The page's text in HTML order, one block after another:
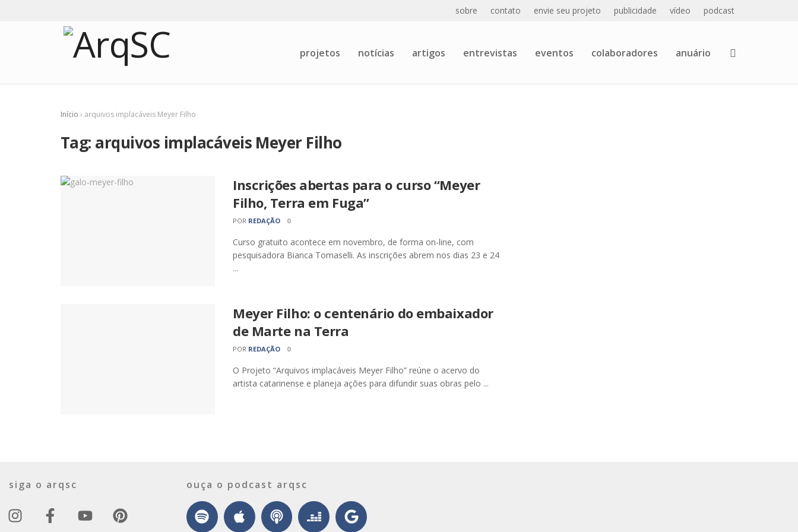
sobre contato envie seu projeto publicidade vídeo podcast
projetos notícias artigos entrevistas eventos colaboradores anuário
Início › arquivos implacáveis Meyer Filho
Tag: arquivos implacáveis Meyer Filho
Inscrições abertas para o curso “Meyer
Filho, Terra em Fuga”
POR REDAÇÃO 0
Curso gratuito acontece em novembro, de forma on-line, com
pesquisadora Bianca Tomaselli. As inscrições abrem nos dias 23 e 24
...
Meyer Filho: o centenário do embaixador
de Marte na Terra
POR REDAÇÃO 0
O Projeto “Arquivos implacáveis Meyer Filho” reúne o acervo do
artista catarinense e planeja ações para difundir suas obras pelo ...
siga o arqsc ouça o podcast arqsc